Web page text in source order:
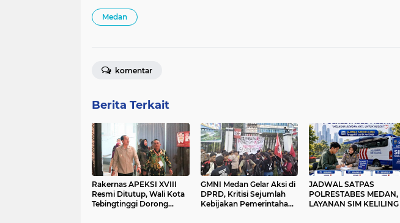
Medan
komentar
Berita Terkait
Rakernas APEKSI XVIII
Resmi Ditutup, Wali Kota
Tebingtinggi Dorong
GMNI Medan Gelar Aksi di
DPRD, Kritisi Sejumlah
Kebijakan Pemerintahan
JADWAL SATPAS
POLRESTABES MEDAN,
LAYANAN SIM KELILING